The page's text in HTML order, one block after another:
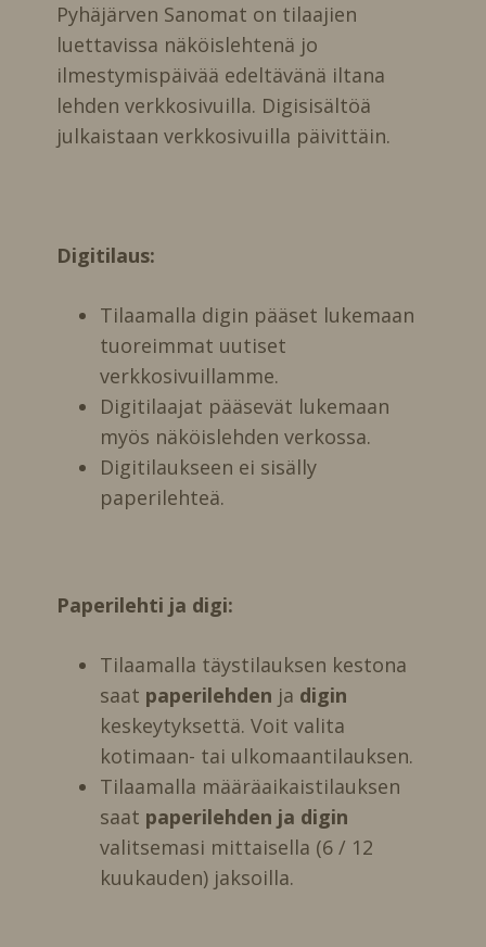
Pyhäjärven Sanomat on tilaajien
luettavissa näköislehtenä jo
ilmestymispäivää edeltävänä iltana
lehden verkkosivuilla. Digisisältöä
julkaistaan verkkosivuilla päivittäin.
Digitilaus:
Tilaamalla digin pääset lukemaan
tuoreimmat uutiset
verkkosivuillamme.
Digitilaajat pääsevät lukemaan
myös näköislehden verkossa.
Digitilaukseen ei sisälly
paperilehteä.
Paperilehti ja digi:
Tilaamalla täystilauksen kestona
saat paperilehden ja digin
keskeytyksettä. Voit valita
kotimaan- tai ulkomaantilauksen.
Tilaamalla määräaikaistilauksen
saat paperilehden ja digin
valitsemasi mittaisella (6 / 12
kuukauden) jaksoilla.